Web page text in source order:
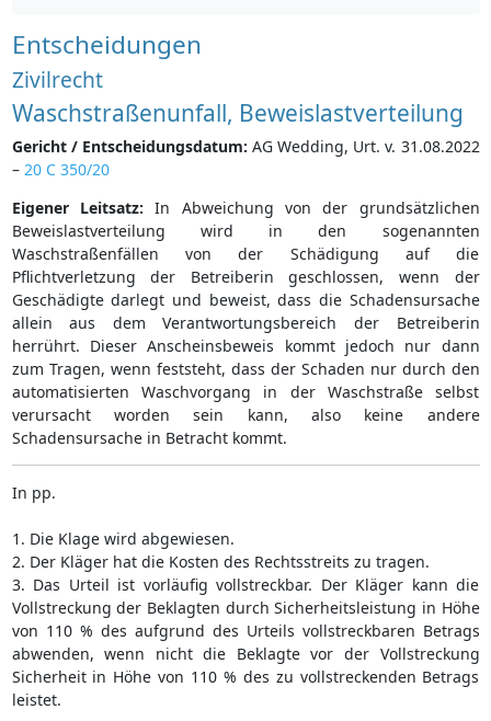
Entscheidungen
Zivilrecht
Waschstraßenunfall, Beweislastverteilung
Gericht / Entscheidungsdatum: AG Wedding, Urt. v. 31.08.2022
– 20 C 350/20
Eigener Leitsatz: In Abweichung von der grundsätzlichen
Beweislastverteilung wird in den sogenannten
Waschstraßenfällen von der Schädigung auf die
Pflichtverletzung der Betreiberin geschlossen, wenn der
Geschädigte darlegt und beweist, dass die Schadensursache
allein aus dem Verantwortungsbereich der Betreiberin
herrührt. Dieser Anscheinsbeweis kommt jedoch nur dann
zum Tragen, wenn feststeht, dass der Schaden nur durch den
automatisierten Waschvorgang in der Waschstraße selbst
verursacht worden sein kann, also keine andere
Schadensursache in Betracht kommt.
In pp.
1. Die Klage wird abgewiesen.
2. Der Kläger hat die Kosten des Rechtsstreits zu tragen.
3. Das Urteil ist vorläufig vollstreckbar. Der Kläger kann die
Vollstreckung der Beklagten durch Sicherheitsleistung in Höhe
von 110 % des aufgrund des Urteils vollstreckbaren Betrags
abwenden, wenn nicht die Beklagte vor der Vollstreckung
Sicherheit in Höhe von 110 % des zu vollstreckenden Betrags
leistet.